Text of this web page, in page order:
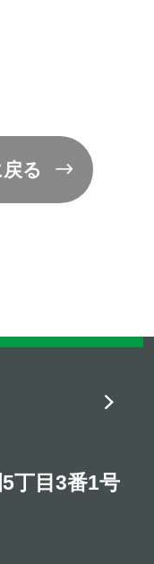
る
丁目3番1号